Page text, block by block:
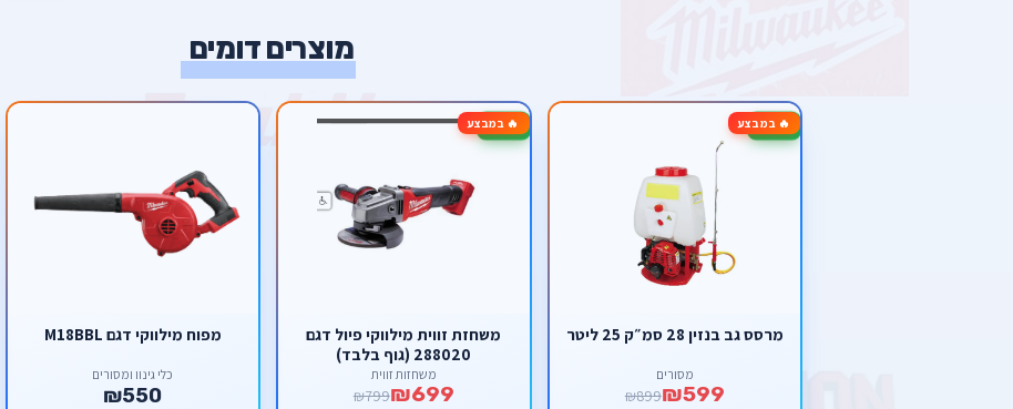
מוצרים דומים
🔥 במבצע-33%
מרסס גב בנזין 28 סמ״ק 25 ליטר
מסורים
₪599
₪899
🔥 במבצע-13%
משחזת זווית מילווקי פיול דגם
288020 (גוף בלבד)
משחזות זווית
₪699
₪799
מפוח מילווקי דגם M18BBL
כלי גינון ומסורים
₪550